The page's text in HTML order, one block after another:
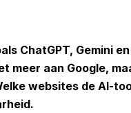
ChatGPT, Gemini
aan Google,
websites de AI-